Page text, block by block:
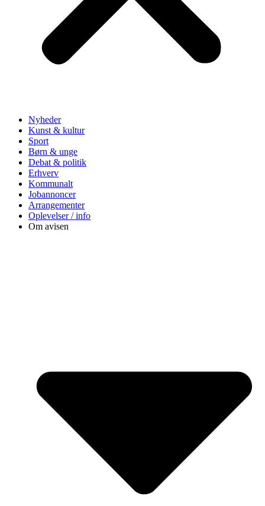
Nyheder
Kunst & kultur
Sport
Børn & unge
Debat & politik
Erhverv
Kommunalt
Jobannoncer
Arrangementer
Oplevelser / info
Om avisen